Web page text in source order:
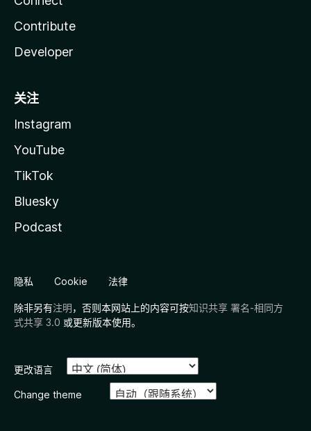
Contribute
Developer
关注
Instagram
YouTube
TikTok
Bluesky
Podcast
隐私 Cookie 法律
除非另有注明，否则本网站上的内容可按知识共享 署名-相同方
式共享 3.0 或更新版本使用。
更改语言
Change theme